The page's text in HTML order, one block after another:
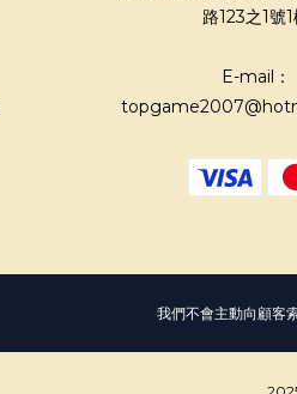
路123之1號
E-mail：
我們不會主動向顧客